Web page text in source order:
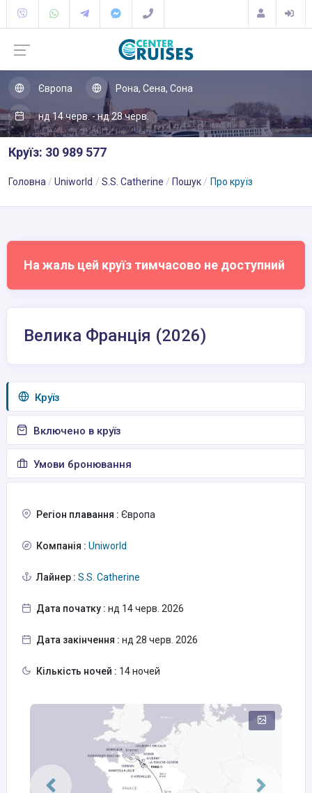
Європа Рона, Сена, Сона
нд 14 черв. - нд 28 черв.
Круїз: 30 989 577
Головна Uniworld S.S. Catherine Пошук Про круїз
На жаль цей круїз тимчасово не доступний
Велика Франція (2026)
Круїз
Включено в круїз
Умови бронювання
Регіон плавання : Європа
Компанія : Uniworld
Лайнер : S.S. Catherine
Дата початку : нд 14 черв. 2026
Дата закінчення : нд 28 черв. 2026
Кількість ночей : 14 ночей